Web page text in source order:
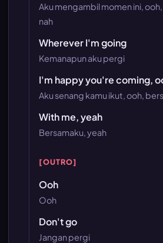
Aku mengambil momen ini,
nah
Wherever I'm going
Kemanapun aku pergi
I'm happy you're coming,
Aku senang kamu ikut, ooh,
With me, yeah
Bersamaku, yeah
[OUTRO]
Ooh
Ooh
Don't go
Jangan pergi